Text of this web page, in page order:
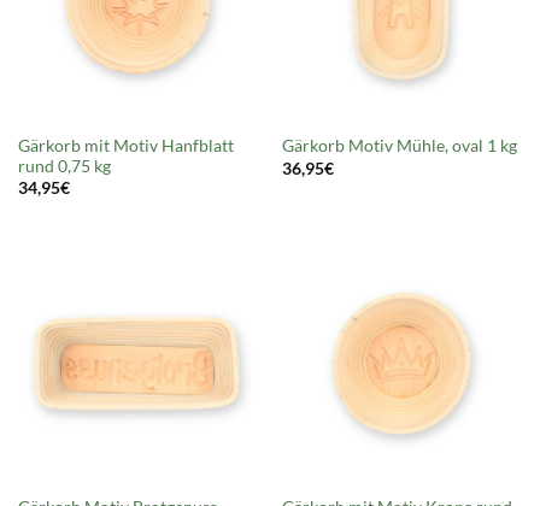
Gärkorb mit Motiv Hanfblatt
rund 0,75 kg
34,95€
Gärkorb Motiv Mühle, oval 1 kg
36,95€